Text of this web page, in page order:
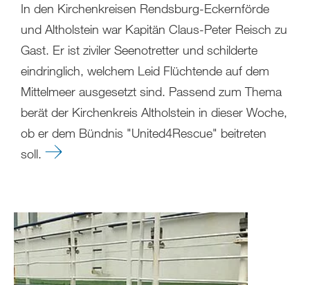
In den Kirchenkreisen Rendsburg-Eckernförde
und Altholstein war Kapitän Claus-Peter Reisch zu
Gast. Er ist ziviler Seenotretter und schilderte
eindringlich, welchem Leid Flüchtende auf dem
Mittelmeer ausgesetzt sind. Passend zum Thema
berät der Kirchenkreis Altholstein in dieser Woche,
ob er dem Bündnis "United4Rescue" beitreten
soll.